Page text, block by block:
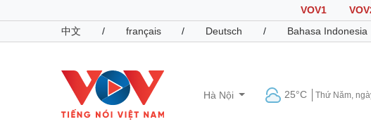
VOV1
中文
/ français / Deutsch / Bahasa Indonesia
Hà Nội 25°C Thứ Năm,